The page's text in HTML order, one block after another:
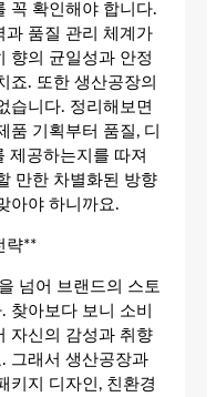
꼭 확인해야 합니다.
과 품질 관리 체계가
향의 균일성과 안정
죠. 또한 생산공장의
습니다. 정리해보면
품 기획부터 품질, 디
제공하는지를 따져
만한 차별화된 방향
아야 하니까요.
략**
넘어 브랜드의 스토
찾아보다 보니 소비
자신의 감성과 취향
그래서 생산공장과
키지 디자인, 친환경